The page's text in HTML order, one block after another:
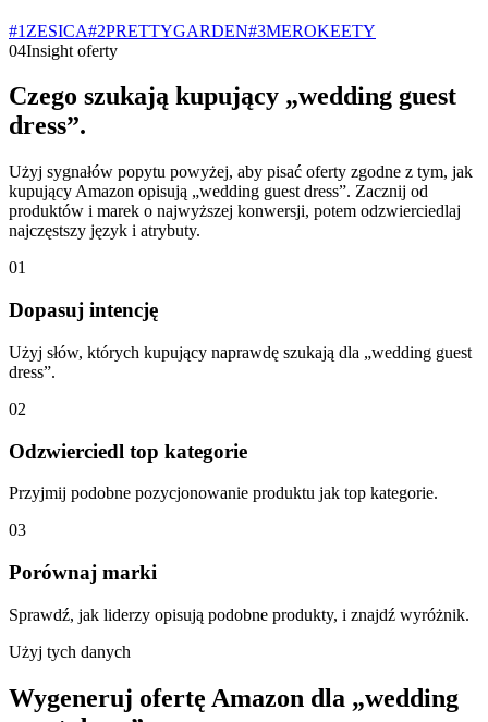
#1 ZESICA#2PRETTYGARDEN#3MEROKEETY
04Insight oferty
Czego szukają kupujący „wedding guest
dress”.
Użyj sygnałów popytu powyżej, aby pisać oferty zgodne z tym, jak
kupujący Amazon opisują „wedding guest dress”. Zacznij od
produktów i marek o najwyższej konwersji, potem odzwierciedlaj
najczęstszy język i atrybuty.
01
Dopasuj intencję
Użyj słów, których kupujący naprawdę szukają dla „wedding guest
dress”.
02
Odzwierciedl top kategorie
Przyjmij podobne pozycjonowanie produktu jak top kategorie.
03
Porównaj marki
Sprawdź, jak liderzy opisują podobne produkty, i znajdź wyróżnik.
Użyj tych danych
Wygeneruj ofertę Amazon dla „wedding